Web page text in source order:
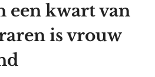
een kwart van
is vrouw